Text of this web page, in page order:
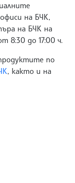
на БЧК,
на БЧК на
8:30 до 17:00 ч.
по
, както и на